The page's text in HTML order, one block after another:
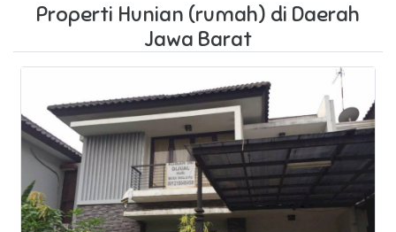
Properti Hunian (rumah) di Daerah
Jawa Barat